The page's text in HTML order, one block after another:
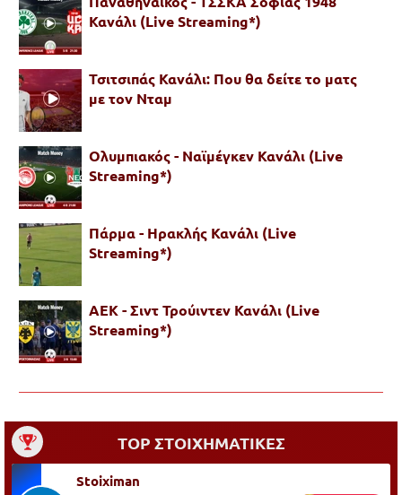
Κανάλι (Live Streaming*)
Τσιτσιπάς Κανάλι: Που θα δείτε το ματς
με τον Νταμ
Ολυμπιακός - Ναϊμέγκεν Κανάλι (Live
Streaming*)
Πάρμα - Ηρακλής Κανάλι (Live
Streaming*)
ΑΕΚ - Σιντ Τρούιντεν Κανάλι (Live
Streaming*)
TOP ΣΤΟΙΧΗΜΑΤΙΚΕΣ
Stoiximan